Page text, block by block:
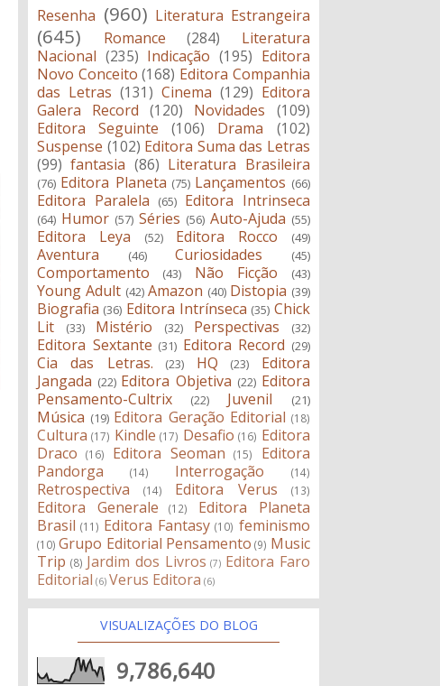
Resenha (960) Literatura Estrangeira
(645) Romance (284)
Literatura
Nacional (235) Indicação (195) Editora
Novo Conceito (168) Editora Companhia
das Letras (131) Cinema (129) Editora
Galera Record
(120) Novidades
(109)
Editora Seguinte
(106) Drama
(102)
Suspense (102) Editora Suma das Letras
(99) fantasia (86) Literatura Brasileira
(76) Editora Planeta (75) Lançamentos (66)
Editora Paralela (65) Editora Intrinseca
(64) Humor (57) Séries (56) Auto-Ajuda (55)
Editora Leya (52) Editora Rocco (49)
Aventura (46) Curiosidades (45)
Comportamento (43) Não Ficção (43)
Young Adult (42) Amazon (40) Distopia (39)
Biografia (36) Editora Intrínseca (35) Chick
Lit
(33) Mistério (32) Perspectivas (32)
Editora Sextante (31) Editora Record (29)
Cia das Letras. (23) HQ (23)
Editora
Jangada (22) Editora Objetiva (22) Editora
Pensamento-Cultrix
(22) Juvenil (21)
Música (19) Editora Geração Editorial (18)
Cultura (17) Kindle (17) Desafio (16) Editora
Draco
(16) Editora Seoman (15)
Editora
Pandorga
(14) Interrogação (14)
Retrospectiva (14) Editora Verus (13)
Editora Generale (12)
Editora Planeta
Brasil (11) Editora Fantasy (10) feminismo
(10) Grupo Editorial Pensamento (9) Music
Trip (8) Jardim dos Livros (7) Editora Faro
Editorial (6) Verus Editora (6)
VISUALIZAÇÕES DO BLOG
9,786,640